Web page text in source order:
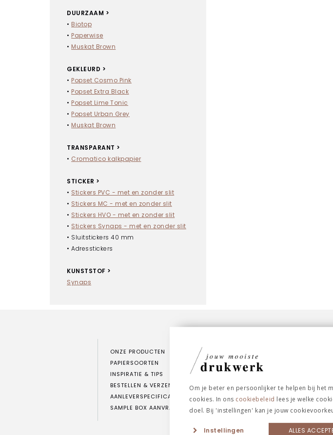
DUURZAAM >
• Biotop
• Paperwise
• Muskat Brown
GEKLEURD >
• Popset Cosmo Pink
• Popset Extra Black
• Popset Lime Tonic
• Popset Urban Grey
• Muskat Brown
TRANSPARANT >
• Cromatico kalkpapier
STICKER >
• Stickers PVC - met en zonder slit
• Stickers MC - met en zonder slit
• Stickers HVO - met en zonder slit
• Stickers Synaps - met en zonder slit
• Sluitstickers 40 mm
• Adresstickers
KUNSTSTOF >
Synaps
ONZE PRODUCTEN
PAPIERSOORTEN
INSPIRATIE & TIPS
BESTELLEN & VERZENDEN
AANLEVERSPECIFICATIES
SAMPLE BOX AANVRAGEN
Om je beter en persoonlijker te helpen bij het
cookies. In ons cookiebeleid lees je welke
doel. Bij 'instellingen' kan je jouw
Instellingen ALLES